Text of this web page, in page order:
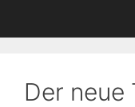
Der neue